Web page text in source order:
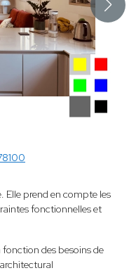
Elle prend en compte les
fonctionnelles et
des besoins de